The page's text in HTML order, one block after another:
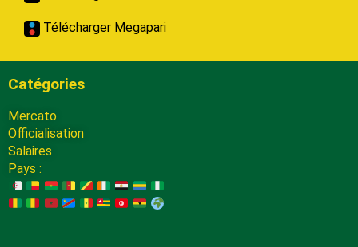
Télécharger Megapari
Catégories
Mercato
Officialisation
Salaires
Pays :